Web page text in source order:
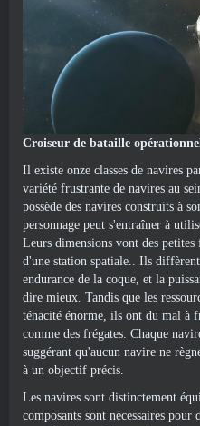
Croiseur de bataille
Il existe onze classes de navires
variété frustrante de navires au
possède des navires construits à
personnage peut s'entraîner à
Leurs dimensions vont des
d'une station spatiale.. Ils
endurance de la coque, et la
dire mieux. Tandis que les
ténacité énorme, ils ont du mal à
comme des frégates. Chaque
suggérant qu'aucun navire ne
à un objectif précis.
Les navires sont distinctement
composants sont nécessaires pour